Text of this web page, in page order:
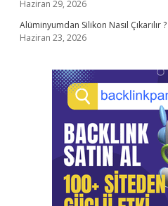
Haziran 29, 2026
Alüminyumdan Silikon Nasıl Çıkarılır ?
Haziran 23, 2026